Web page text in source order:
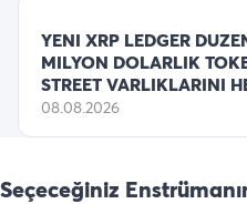
YENI XRP LEDGER
MILYON DOLARLIK
STREET VARLIKLARINI
08.08.2026
Seçeceğiniz